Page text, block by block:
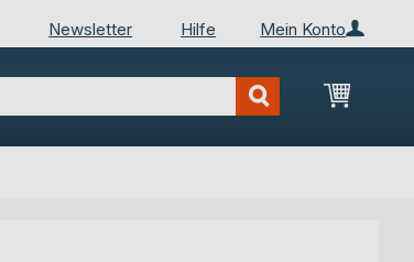
Mein Konto
Newsletter Hilfe
Mein